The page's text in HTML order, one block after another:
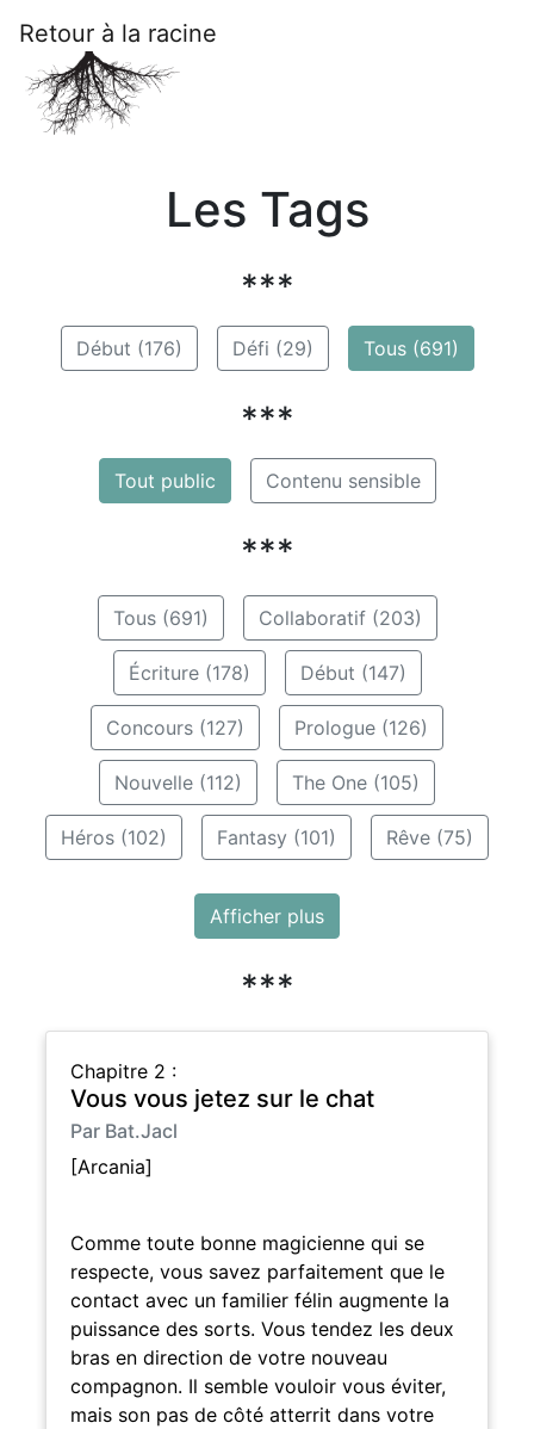
Retour à la racine
Les Tags
***
Début (176) Défi (29) Tous (691)
***
Tout public Contenu sensible
***
Tous (691) Collaboratif (203)
Écriture (178) Début (147)
Concours (127) Prologue (126)
Nouvelle (112) The One (105)
Héros (102) Fantasy (101) Rêve (75)
Afficher plus
***
Chapitre 2 :
Vous vous jetez sur le chat
Par Bat.Jacl
[Arcania]
Comme toute bonne magicienne qui se
respecte, vous savez parfaitement que le
contact avec un familier félin augmente la
puissance des sorts. Vous tendez les deux
bras en direction de votre nouveau
compagnon. Il semble vouloir vous éviter,
mais son pas de côté atterrit dans votre